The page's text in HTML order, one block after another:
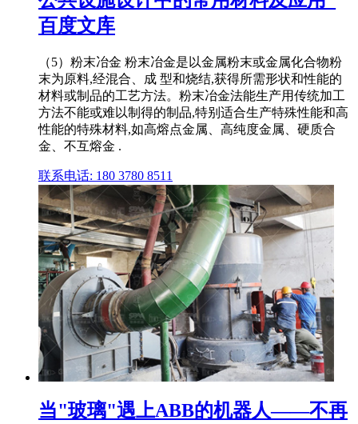
百度文库
（5）粉末冶金 粉末冶金是以金属粉末或金属化合物粉
末为原料,经混合、成 型和烧结,获得所需形状和性能的
材料或制品的工艺方法。粉末冶金法能生产用传统加工
方法不能或难以制得的制品,特别适合生产特殊性能和高
性能的特殊材料,如高熔点金属、高纯度金属、硬质合
金、不互熔金 .
联系电话: 180 3780 8511
当"玻璃"遇上ABB的机器人——不再